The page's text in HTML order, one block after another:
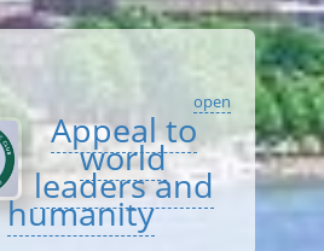
open
Appeal to
world
leaders and
humanity